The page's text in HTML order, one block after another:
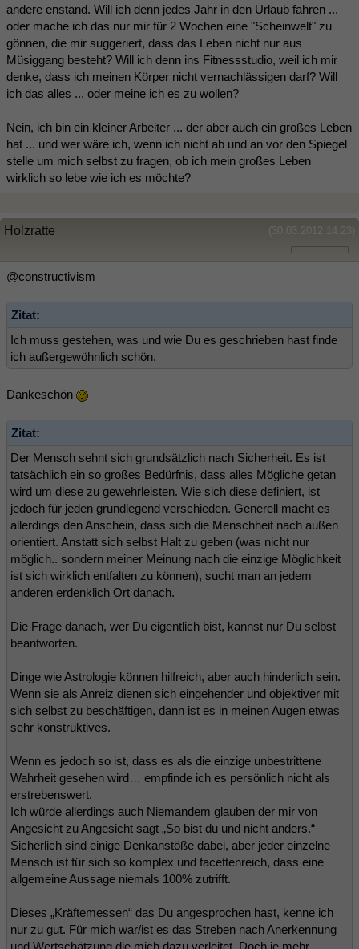
andere enstand. Will ich denn jedes Jahr in den Urlaub fahren ...
oder mache ich das nur mir für 2 Wochen eine "Scheinwelt" zu
gönnen, die mir suggeriert, dass das Leben nicht nur aus
Müsiggang besteht? Will ich denn ins Fitnessstudio, weil ich mir
denke, dass ich meinen Körper nicht vernachlässigen darf? Will
ich das alles ... oder meine ich es zu wollen?
Nein, ich bin ein kleiner Arbeiter ... der aber auch ein großes Leben
hat ... und wer wäre ich, wenn ich nicht ab und an vor den Spiegel
stelle um mich selbst zu fragen, ob ich mein großes Leben
wirklich so lebe wie ich es möchte?
(30.03.2012 14:23)
Holzratte
@constructivism
Zitat:
Ich muss gestehen, was und wie Du es geschrieben hast finde
ich außergewöhnlich schön.
Dankeschön
Zitat:
Der Mensch sehnt sich grundsätzlich nach Sicherheit. Es ist
tatsächlich ein so großes Bedürfnis, dass alles Mögliche getan
wird um diese zu gewehrleisten. Wie sich diese definiert, ist
jedoch für jeden grundlegend verschieden. Generell macht es
allerdings den Anschein, dass sich die Menschheit nach außen
orientiert. Anstatt sich selbst Halt zu geben (was nicht nur
möglich.. sondern meiner Meinung nach die einzige Möglichkeit
ist sich wirklich entfalten zu können), sucht man an jedem
anderen erdenklich Ort danach.
Die Frage danach, wer Du eigentlich bist, kannst nur Du selbst
beantworten.
Dinge wie Astrologie können hilfreich, aber auch hinderlich sein.
Wenn sie als Anreiz dienen sich eingehender und objektiver mit
sich selbst zu beschäftigen, dann ist es in meinen Augen etwas
sehr konstruktives.
Wenn es jedoch so ist, dass es als die einzige unbestrittene
Wahrheit gesehen wird… empfinde ich es persönlich nicht als
erstrebenswert.
Ich würde allerdings auch Niemandem glauben der mir von
Angesicht zu Angesicht sagt „So bist du und nicht anders.“
Sicherlich sind einige Denkanstöße dabei, aber jeder einzelne
Mensch ist für sich so komplex und facettenreich, dass eine
allgemeine Aussage niemals 100% zutrifft.
Dieses „Kräftemessen“ das Du angesprochen hast, kenne ich
nur zu gut. Für mich war/ist es das Streben nach Anerkennung
und Wertschätzung die mich dazu verleitet. Doch je mehr